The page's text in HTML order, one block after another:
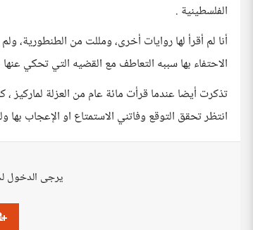
الفلسطينية .
أنا لم أقرأ لها روايات أخرى، ومللت من
الاحتفاء بها سببه التعاطف مع القضيه التي تحكي
تذكرت أيضا عندما قرأت مائة عام من العزلة
انتظر تحقق التوقع وفاتني الاستمتاع او الإعجاب بها
يرجى الدخول